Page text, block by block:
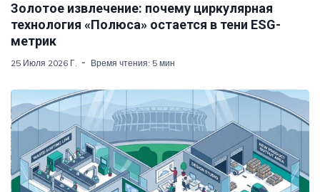
Золотое извлечение: почему циркулярная
технология «Полюса» остается в тени ESG-
метрик
25 Июля 2026 Г. Время чтения: 5 мин